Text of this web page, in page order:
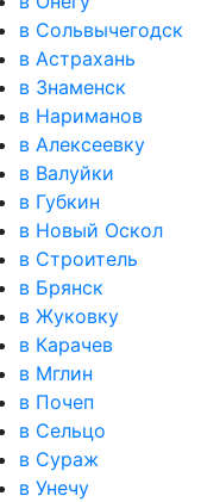
в Сольвычегодск
в Астрахань
в Знаменск
в Нариманов
в Алексеевку
в Валуйки
в Губкин
в Новый Оскол
в Строитель
в Брянск
в Жуковку
в Карачев
в Мглин
в Почеп
в Сельцо
в Сураж
в Унечу